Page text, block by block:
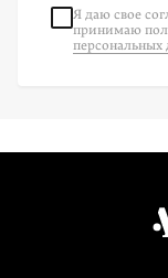
Я даю свое
принимаю
персональных